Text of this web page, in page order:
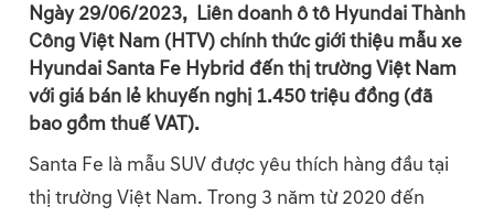
Ngày 29/06/2023, Liên doanh ô tô Hyundai Thành
Công Việt Nam (HTV) chính thức giới thiệu mẫu xe
Hyundai Santa Fe Hybrid đến thị trường Việt Nam
với giá bán lẻ khuyến nghị 1.450 triệu đồng (đã
bao gồm thuế VAT).
Santa Fe là mẫu SUV được yêu thích hàng đầu tại
thị trường Việt Nam. Trong 3 năm từ 2020 đến